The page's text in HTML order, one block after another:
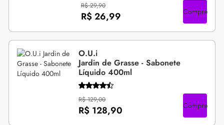
R$ 29,90
R$ 26,99 Compre
O.U.i
Jardin de Grasse - Sabonete
Líquido 400ml
R$ 129,00
R$ 128,90 Compre